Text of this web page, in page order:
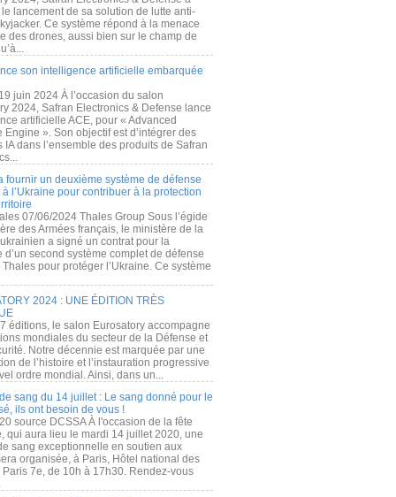
lancement de sa solution de lutte anti-
Ce système répond à la menace
des drones, aussi bien sur le champ de
son intelligence artificielle embarquée
juin 2024 À l’occasion du salon
2024, Safran Electronics & Defense lance
artificielle ACE, pour « Advanced
Engine ». Son objectif est d’intégrer des
IA dans l’ensemble des produits de Safran
fournir un deuxième système de défense
l’Ukraine pour contribuer à la protection
07/06/2024 Thales Group Sous l’égide
des Armées français, le ministère de la
a signé un contrat pour la
d’un second système complet de défense
pour protéger l’Ukraine. Ce système
2024 : UNE ÉDITION TRÈS
éditions, le salon Eurosatory accompagne
mondiales du secteur de la Défense et
Notre décennie est marquée par une
de l’histoire et l’instauration progressive
ordre mondial. Ainsi, dans un...
sang du 14 juillet : Le sang donné pour le
ils ont besoin de vous !
source DCSSA À l'occasion de la fête
qui aura lieu le mardi 14 juillet 2020, une
sang exceptionnelle en soutien aux
organisée, à Paris, Hôtel national des
7e, de 10h à 17h30. Rendez-vous